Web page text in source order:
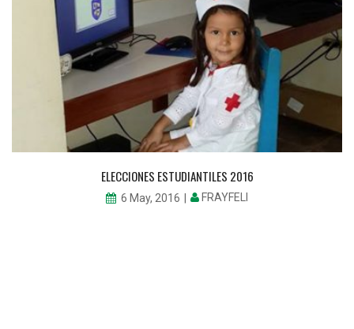
ELECCIONES ESTUDIANTILES 2016
6 May, 2016 FRAYFELI